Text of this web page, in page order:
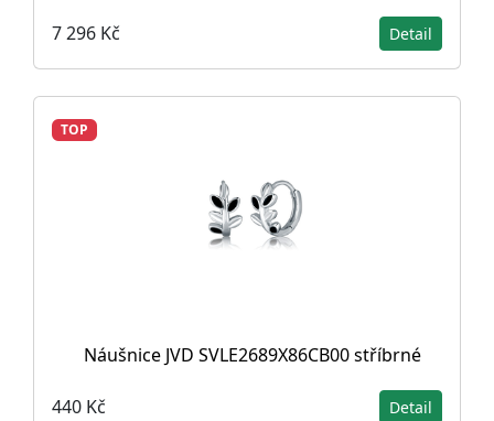
7 296 Kč Detail
TOP
Náušnice JVD SVLE2689X86CB00 stříbrné
440 Kč Detail